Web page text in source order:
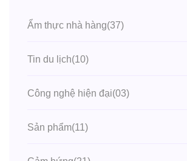
Ẩm thực nhà hàng(37)
Tin du lịch(10)
Công nghệ hiện đại(03)
Sản phẩm(11)